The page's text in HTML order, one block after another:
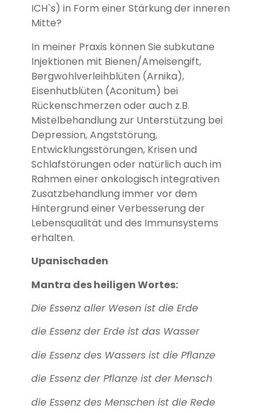
ICH`s) in Form einer Stärkung der inneren
Mitte?
In meiner Praxis können Sie subkutane
Injektionen mit Bienen/Ameisengift,
Bergwohlverleihblüten (Arnika),
Eisenhutblüten (Aconitum) bei
Rückenschmerzen oder auch z.B.
Mistelbehandlung zur Unterstützung bei
Depression, Angststörung,
Entwicklungsstörungen, Krisen und
Schlafstörungen oder natürlich auch im
Rahmen einer onkologisch integrativen
Zusatzbehandlung immer vor dem
Hintergrund einer Verbesserung der
Lebensqualität und des Immunsystems
erhalten.
Upanischaden
Mantra des heiligen Wortes:
Die Essenz aller Wesen ist die Erde
die Essenz der Erde ist das Wasser
die Essenz des Wassers ist die Pflanze
die Essenz der Pflanze ist der Mensch
die Essenz des Menschen ist die Rede